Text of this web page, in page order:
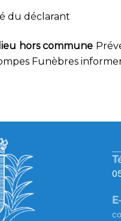
du déclarant
hors commune
Funèbres